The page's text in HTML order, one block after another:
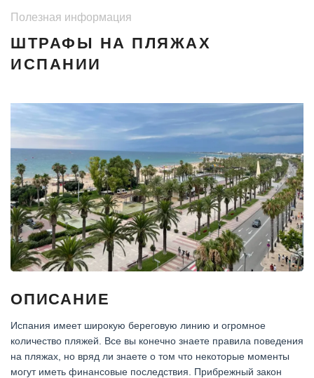
Полезная информация
ШТРАФЫ НА ПЛЯЖАХ
ИСПАНИИ
ОПИСАНИЕ
Испания имеет широкую береговую линию и огромное
количество пляжей. Все вы конечно знаете правила поведения
на пляжах, но вряд ли знаете о том что некоторые моменты
могут иметь финансовые последствия. Прибрежный закон